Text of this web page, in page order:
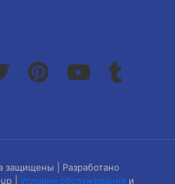
защищены | Разработано
| Условия обслуживания и